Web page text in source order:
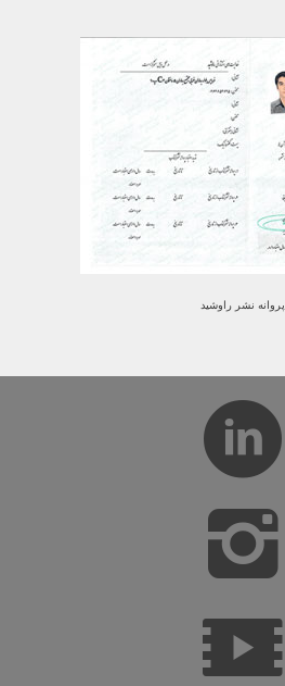
پروانه نشر راوشید